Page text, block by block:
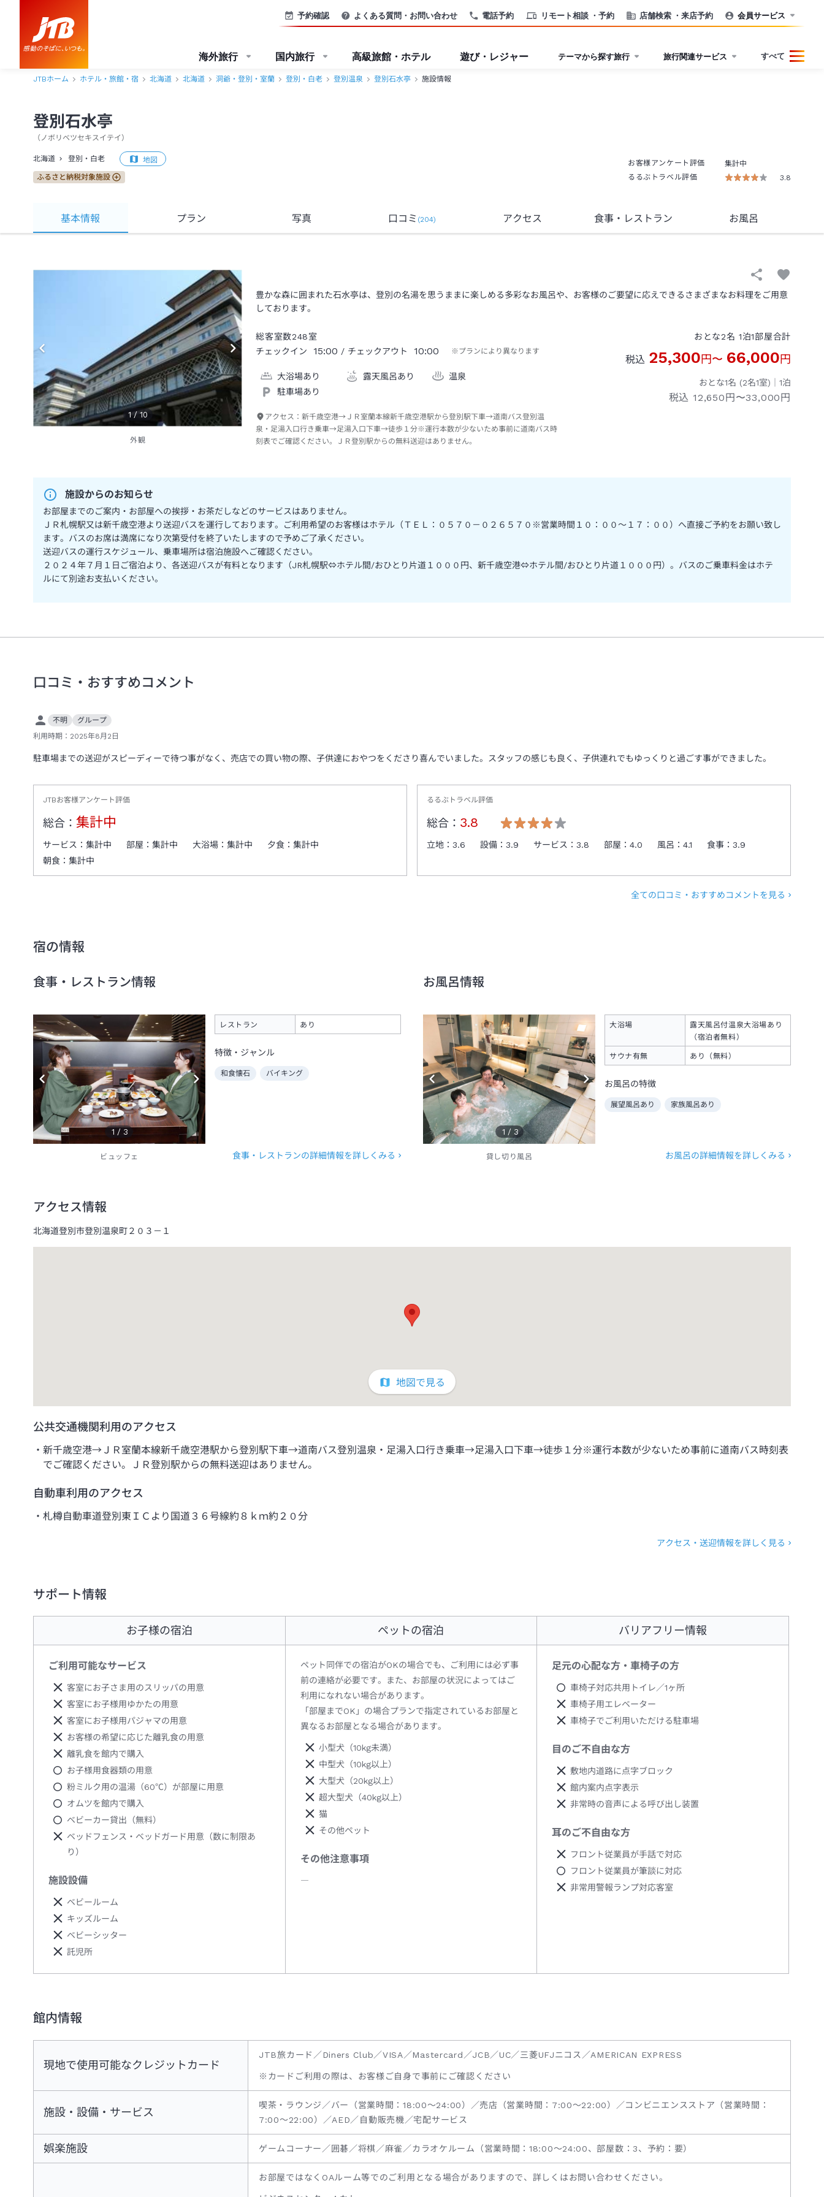
電話予約 リモート相談 ・予約 店舗検索 ・来店予約
予約確認 よくある質問・お問い合わせ 会員サービス
海外旅行 国内旅行 高級旅館・ホテル 遊び・レジャー テーマから探す旅行 旅行関連サービス すべて
JTBホーム ホテル・旅館・宿 北海道 北海道 洞爺・登別・室蘭 登別・白老 登別温泉 登別石水亭 施設情報
登別石水亭
（ ノボリベツセキスイテイ ）
北海道 登別・白老 地図
ふるさと納税対象施設
お客様アンケート評価
集計中
るるぶトラベル評価
3.8
基本情報 プラン 写真 口コミ (204) アクセス 食事・レストラン お風呂
1 /10
外観
豊かな森に囲まれた石水亭は、登別の名湯を思うままに楽しめる多彩なお風呂や、お客様のご要望に応えできるさまざまなお料理をご用意
しております。
総客室数248室
チェックイン
15:00 / チェックアウト 10:00 ※プランにより異なります
大浴場あり 露天風呂あり
温泉
駐車場あり
アクセス：新千歳空港→ＪＲ室蘭本線新千歳空港駅から登別駅下車→道南バス登別温
泉・足湯入口行き乗車→足湯入口下車→徒歩１分※運行本数が少ないため事前に道南バス時
刻表でご確認ください。ＪＲ登別駅からの無料送迎はありません。
おとな2名 1泊1部屋合計
税込 25,300円〜 66,000円
おとな1名 (2名1室)｜ 1泊
税込 12,650円〜33,000円
施設からのお知らせ
お部屋までのご案内・お部屋への挨拶・お茶だしなどのサービスはありません。
ＪＲ札幌駅又は新千歳空港より送迎バスを運行しております。ご利用希望のお客様はホテル（ＴＥＬ：０５７０－０２６５７０※営業時間１０：００～１７：００）へ直接ご予約をお願い致し
ます。バスのお席は満席になり次第受付を終了いたしますので予めご了承ください。
送迎バスの運行スケジュール、乗車場所は宿泊施設へご確認ください。
２０２４年７月１日ご宿泊より、各送迎バスが有料となります（JR札幌駅⇔ホテル間/おひとり片道１０００円、新千歳空港⇔ホテル間/おひとり片道１０００円）。バスのご乗車料金はホテ
ルにて別途お支払いください。
口コミ・おすすめコメント
不明
グループ
利用時期： 2025年8月2日
駐車場までの送迎がスピーディーで待つ事がなく、売店での買い物の際、子供達におやつをくださり喜んでいました。スタッフの感じも良く、子供連れでもゆっくりと過ごす事ができました。
JTBお客様アンケート評価
総合： 集計中
サービス： 集計中 部屋： 集計中 大浴場： 集計中 夕食： 集計中
朝食： 集計中
るるぶトラベル評価
総合： 3.8
立地：3.6 設備：3.9 サービス：3.8 部屋：4.0 風呂：4.1 食事：3.9
全ての口コミ・おすすめコメントを見る
宿の情報
食事・レストラン情報
1 / 3
ビュッフェ
レストラン あり
特徴・ジャンル
和食懐石 バイキング
食事・レストランの詳細情報を詳しくみる
お風呂情報
1 / 3
貸し切り風呂
大浴場
露天風呂付温泉大浴場あり
（宿泊者無料）
サウナ有無 あり（無料）
お風呂の特徴
展望風呂あり 家族風呂あり
お風呂の詳細情報を詳しくみる
アクセス情報
北海道登別市登別温泉町２０３－１
地図で見る
公共交通機関利用のアクセス
新千歳空港→ＪＲ室蘭本線新千歳空港駅から登別駅下車→道南バス登別温泉・足湯入口行き乗車→足湯入口下車→徒歩１分※運行本数が少ないため事前に道南バス時刻表
でご確認ください。ＪＲ登別駅からの無料送迎はありません。
自動車利用のアクセス
札樽自動車道登別東ＩＣより国道３６号線約８ｋｍ約２０分
アクセス・送迎情報を詳しく見る
サポート情報
お子様の宿泊
ご利用可能なサービス
客室にお子さま用のスリッパの用意
客室にお子様用ゆかたの用意
客室にお子様用パジャマの用意
お客様の希望に応じた離乳食の用意
離乳食を館内で購入
お子様用食器類の用意
粉ミルク用の温湯（60℃）が部屋に用意
オムツを館内で購入
ベビーカー貸出（無料）
ベッドフェンス・ベッドガード用意（数に制限あ
り）
施設設備
ベビールーム
キッズルーム
ベビーシッター
託児所
ペットの宿泊
ペット同伴での宿泊がOKの場合でも、ご利用には必ず事
前の連絡が必要です。また、お部屋の状況によってはご
利用になれない場合があります。
「部屋までOK」の場合プランで指定されているお部屋と
異なるお部屋となる場合があります。
小型犬（10kg未満）
中型犬（10kg以上）
大型犬（20kg以上）
超大型犬（40kg以上）
猫
その他ペット
その他注意事項
―
バリアフリー情報
足元の心配な方・車椅子の方
車椅子対応共用トイレ／1ヶ所
車椅子用エレベーター
車椅子でご利用いただける駐車場
目のご不自由な方
敷地内道路に点字ブロック
館内案内点字表示
非常時の音声による呼び出し装置
耳のご不自由な方
フロント従業員が手話で対応
フロント従業員が筆談に対応
非常用警報ランプ対応客室
館内情報
現地で使用可能なクレジットカード
JTB旅カード／Diners Club／VISA／Mastercard／JCB／UC／三菱UFJニコス／AMERICAN EXPRESS
※カードご利用の際は、お客様ご自身で事前にご確認ください
施設・設備・サービス
喫茶・ラウンジ／バー（営業時間：18:00～24:00）／売店（営業時間：7:00～22:00）／コンビニエンスストア（営業時間：
7:00～22:00）／AED／自動販売機／宅配サービス
娯楽施設 ゲームコーナー／囲碁／将棋／麻雀／カラオケルーム（営業時間：18:00～24:00、部屋数：3、予約：要）
お部屋ではなくOAルーム等でのご利用となる場合がありますので、詳しくはお問い合わせください。